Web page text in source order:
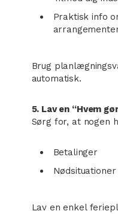
Praktisk info
Brug
automatisk.
5. Lav en “Hvem
Sørg for, at nogen
Betalinger
Lav en enkel